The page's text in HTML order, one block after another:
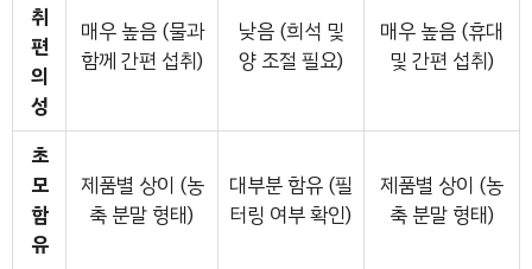
취
편
의
성
매우 높음 (물과
함께 간편 섭취)
낮음 (희석 및
양 조절 필요)
매우 높음 (휴대
및 간편 섭취)
초
모
함
유
제품별 상이 (농
축 분말 형태)
대부분 함유 (필
터링 여부 확인)
제품별 상이 (농
축 분말 형태)